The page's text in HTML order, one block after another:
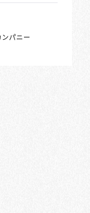
ンパニー